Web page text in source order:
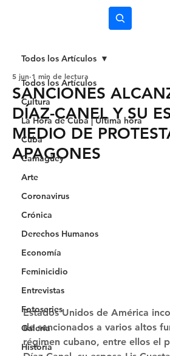
Todos los Artículos
Cultura
La Hora de Cuba | Última hora
Cuba
Camagüey
Arte
Coronavirus
Crónica
Derechos Humanos
Economía
Feminicidio
Entrevistas
Fotoseries
Galería
Historia
Todos los Artículos
SANCIONES
DÍAZ-CANEL Y SU
MEDIO DE
APAGONES
5 jun 1 min de lectura
Estados Unidos de América
de sancionados a varios altos
régimen cubano, entre ellos el